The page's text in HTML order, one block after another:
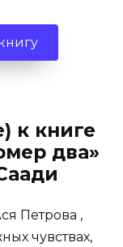
к книге
два»
Петрова ,
чувствах,